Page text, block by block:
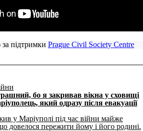
за підтримки Prague Civil Society Centre
бо я закривав вікна у сховищі
який одразу після евакуації
у Маріуполі під час війни майже
довелося пережити йому і його родині.